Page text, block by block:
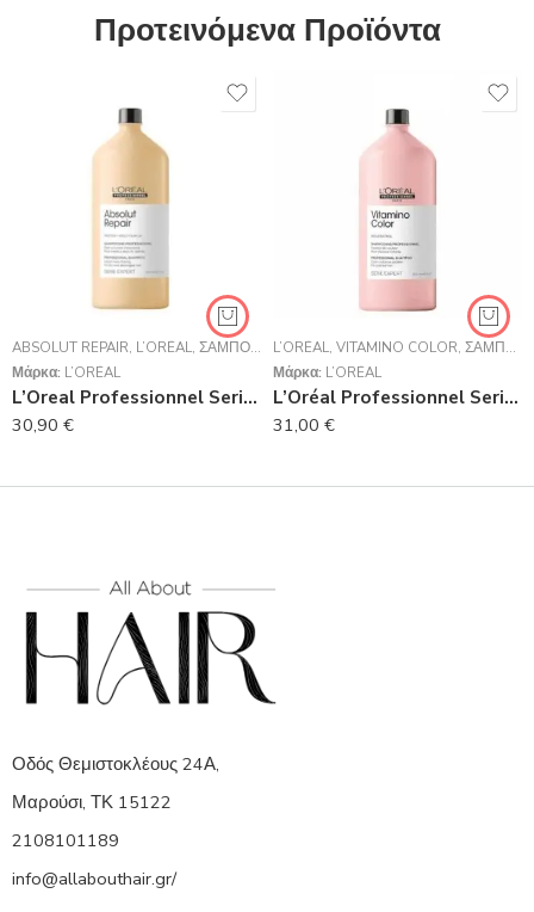
Προτεινόμενα Προϊόντα
ABSOLUT REPAIR, L’ORÉAL, ΣΑΜΠΟΥΆΝ
Μάρκα: L’ORÉAL
L’Oreal Professionnel Serie Expert Absolut Repair Shampoo Για Ταλαιπωρημένα Μαλλιά 1500ml
30,90 €
L’ORÉAL, VITAMINO COLOR, ΣΑΜΠΟΥΆΝ
Μάρκα: L’ORÉAL
L’Oréal Professionnel Serie Expert Vitamino Color Shampoo 1500ml
31,00 €
Οδός Θεμιστοκλέους 24Α,
Μαρούσι, ΤΚ 15122
2108101189
info@allabouthair.gr/